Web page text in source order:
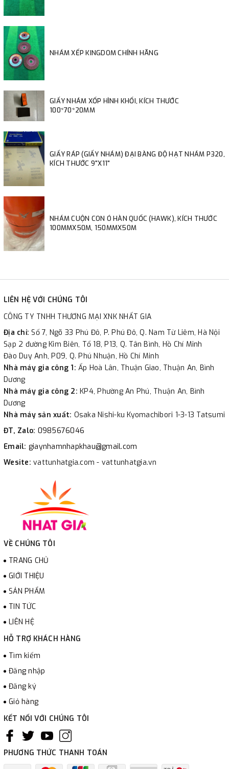
NHÁM XẾP KINGDOM CHÍNH HÃNG
GIẤY NHÁM XỐP HÌNH KHỐI, KÍCH THƯỚC
100*70*20MM
GIẤY RÁP (GIẤY NHÁM) ĐẠI BÀNG ĐỘ HẠT NHÁM P320,
KÍCH THƯỚC 9"X11"
NHÁM CUỘN CON Ó HÀN QUỐC (HAWK), KÍCH THƯỚC
100MMX50M, 150MMX50M
LIÊN HỆ VỚI CHÚNG TÔI
CÔNG TY TNHH THƯƠNG MẠI XNK NHẤT GIA
Địa chỉ:Số 7, Ngõ 33 Phú Đô, P. Phú Đô, Q. Nam Từ Liêm, Hà Nội
Sạp 2 đường Kim Biên, Tổ 18, P13, Q. Tân Bình, Hồ Chí Minh
Đào Duy Anh, P09, Q. Phú Nhuận, Hồ Chí Minh
Nhà máy gia công 1: Ấp Hoà Lân, Thuận Giao, Thuận An, Bình
Dương
Nhà máy gia công 2: KP4, Phường An Phú, Thuận An, Bình
Dương
Nhà máy sản xuất: Osaka Nishi-ku Kyomachibori 1-3-13 Tatsumi
ĐT, Zalo: 0985676046
Email: giaynhamnhapkhau@gmail.com
Wesite: vattunhatgia.com - vattunhatgia.vn
VỀ CHÚNG TÔI
TRANG CHỦ
GIỚI THIỆU
SẢN PHẨM
TIN TỨC
LIÊN HỆ
HỖ TRỢ KHÁCH HÀNG
Tìm kiếm
Đăng nhập
Đăng ký
Giỏ hàng
KẾT NỐI VỚI CHÚNG TÔI
PHƯƠNG THỨC THANH TOÁN